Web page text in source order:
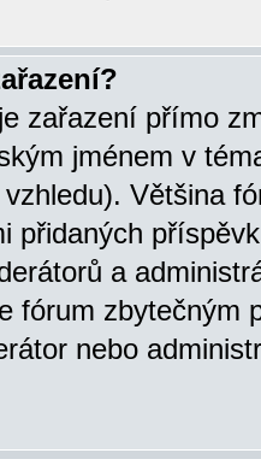
zařazení přímo
jménem v
Většina
přidaných
a
fórum zbytečným
nebo